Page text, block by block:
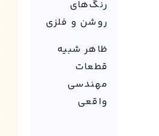
رنگ‌های
روشن و فلزی
ظاهر شبیه
قطعات
مهندسی
واقعی